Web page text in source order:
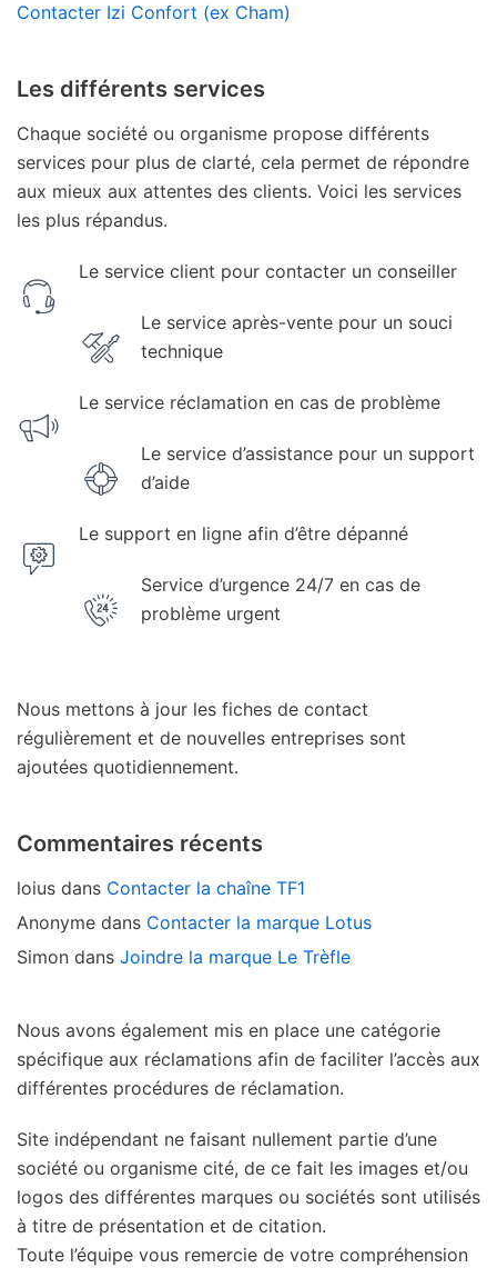
Contacter Izi Confort (ex Cham)
Les différents services
Chaque société ou organisme propose différents
services pour plus de clarté, cela permet de répondre
aux mieux aux attentes des clients. Voici les services
les plus répandus.
Le service client pour contacter un conseiller
Le service après-vente pour un souci
technique
Le service réclamation en cas de problème
Le service d’assistance pour un support
d’aide
Le support en ligne afin d’être dépanné
Service d’urgence 24/7 en cas de
problème urgent
Nous mettons à jour les fiches de contact
régulièrement et de nouvelles entreprises sont
ajoutées quotidiennement.
Commentaires récents
loius dans Contacter la chaîne TF1
Anonyme dans Contacter la marque Lotus
Simon dans Joindre la marque Le Trèfle
Nous avons également mis en place une catégorie
spécifique aux réclamations afin de faciliter l’accès aux
différentes procédures de réclamation.
Site indépendant ne faisant nullement partie d’une
société ou organisme cité, de ce fait les images et/ou
logos des différentes marques ou sociétés sont utilisés
à titre de présentation et de citation.
Toute l’équipe vous remercie de votre compréhension